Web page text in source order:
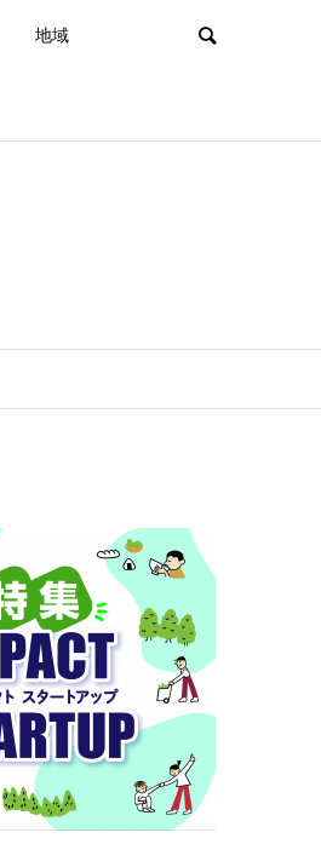
地域